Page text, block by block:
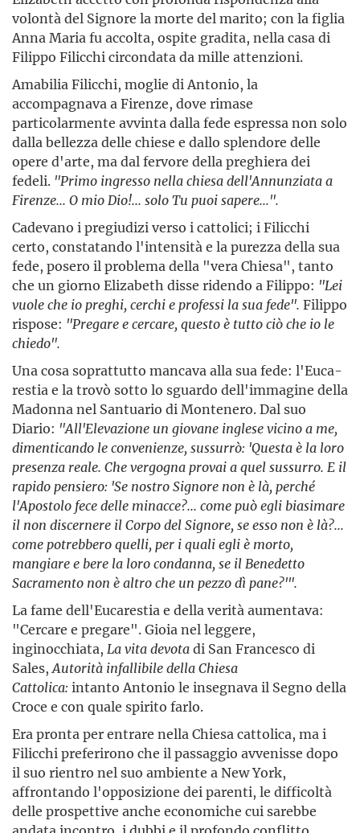
volontà del Signore la morte del marito; con la figlia
Anna Maria fu accolta, ospite gradita, nella casa di
Filippo Filicchi circondata da mille attenzioni.
Amabilia Filicchi, moglie di Antonio, la
accompagnava a Firenze, dove rimase
particolarmente avvinta dalla fede espressa non solo
dalla bellezza delle chiese e dallo splen­dore delle
opere d'arte, ma dal fervore della preghiera dei
fedeli. "Primo ingresso nella chiesa dell'Annunziata a
Firenze... O mio Dio!... solo Tu puoi sapere...".
Cadevano i pregiudizi verso i cattolici; i Filicchi
certo, constatando l'intensità e la purezza della sua
fede, posero il problema della "vera Chiesa", tanto
che un giorno Elizabeth disse ridendo a Filippo: "Lei
vuole che io preghi, cerchi e professi la sua fede". Filippo
rispose: "Pregare e cercare, questo è tutto ciò che io le
chiedo".
Una cosa soprattutto mancava alla sua fede: l'Euca­
restia e la trovò sotto lo sguardo dell'immagine della
Madonna nel Santuario di Montenero. Dal suo
Diario: "All'Elevazione un giovane inglese vicino a me,
dimenticando le convenienze, sussurrò: 'Questa è la loro
presenza reale. Che vergogna provai a quel sussurro. E il
rapido pensiero: 'Se nostro Signore non è là, perché
l'Apostolo fece delle minacce?... come può egli biasimare
il non discernere il Corpo del Signore, se esso non è là?...
come potrebbero quelli, per i quali egli è morto,
mangiare e bere la loro condanna, se il Benedetto
Sacramento non è altro che un pezzo dì pane?'".
La fame dell'Eucarestia e della verità aumentava:
"Cer­care e pregare". Gioia nel leggere,
inginocchiata, La vita devotadi San Francesco di
Sales, Autorità infallibile della Chiesa
Cattolica: intanto Antonio le insegnava il Segno della
Croce e con quale spirito farlo.
Era pronta per entrare nella Chiesa cattolica, ma i
Filicchi preferirono che il passaggio avvenisse dopo
il suo rientro nel suo ambiente a New York,
affrontando l'op­posizione dei parenti, le difficoltà
delle prospettive anche economiche cui sarebbe